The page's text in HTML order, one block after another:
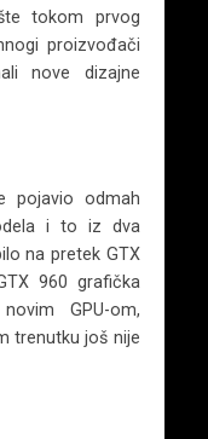
tokom prvog
proizvođači
nove dizajne
pojavio odmah
i to iz dva
na pretek GTX
960 grafička
GPU-om,
trenutku još nije